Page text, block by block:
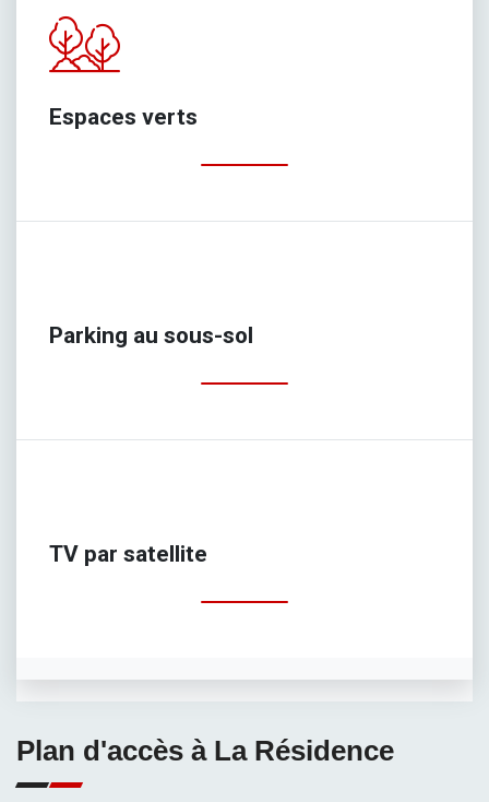
Espaces verts
Parking au sous-sol
TV par satellite
Plan d'accès à La Résidence